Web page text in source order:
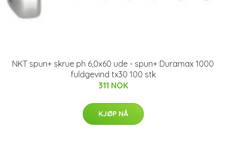
NKT spun+ skrue ph 6,0x60 ude - spun+ Duramax 1000
fuldgevind tx30 100 stk
311 NOK
KJØP NÅ